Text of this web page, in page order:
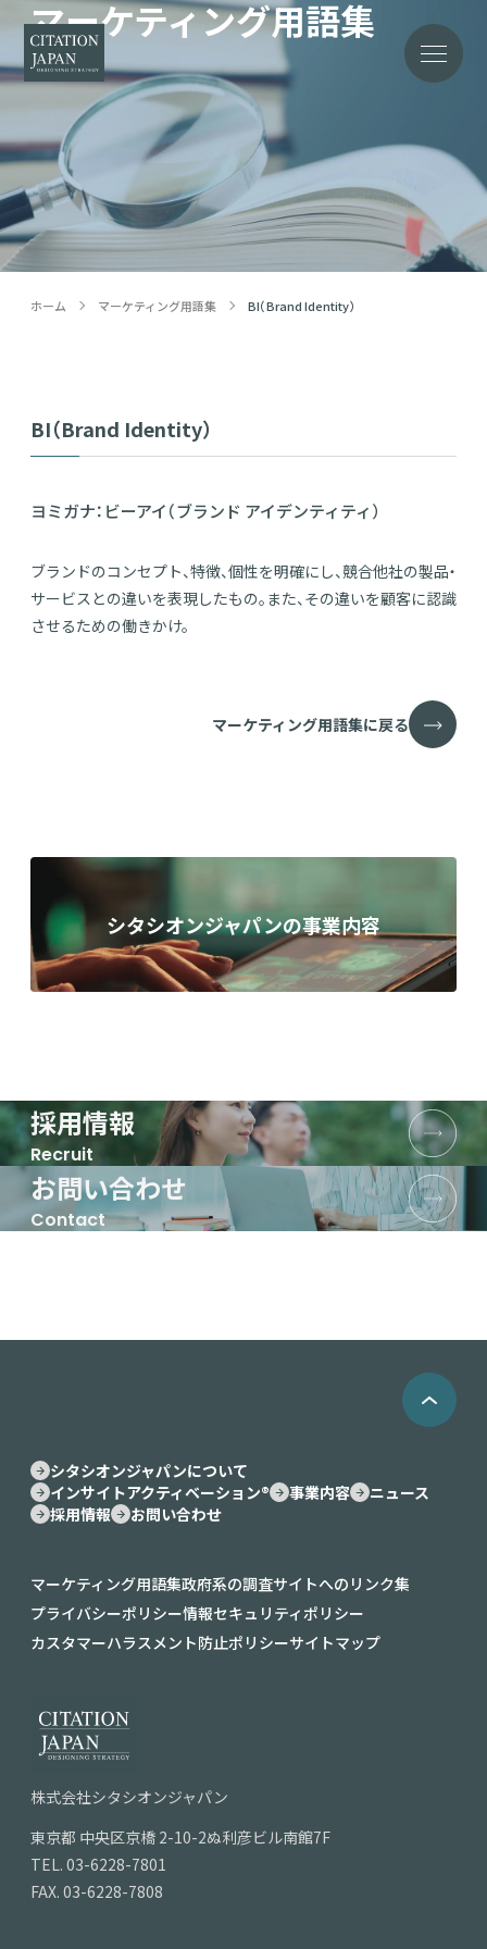
マーケティング用語集
Word
ホーム マーケティング用語集 BI（Brand Identity）
BI（Brand Identity）
ヨミガナ：ビーアイ（ブランド アイデンティティ）
ブランドのコンセプト、特徴、個性を明確にし、競合他社の製品・
サービスとの違いを表現したもの。また、その違いを顧客に認識
させるための働きかけ。
マーケティング用語集に戻る
シタシオンジャパンの事業内容
採用情報
Recruit
お問い合わせ
Contact
シタシオンジャパンについて
インサイトアクティベーション®︎
事業内容
ニュース
採用情報
お問い合わせ
マーケティング用語集政府系の調査サイトへのリンク集
プライバシーポリシー情報セキュリティポリシー
カスタマーハラスメント防止ポリシーサイトマップ
株式会社シタシオンジャパン
東京都 中央区京橋 2-10-2ぬ利彦ビル南館7F
TEL. 03-6228-7801
FAX. 03-6228-7808